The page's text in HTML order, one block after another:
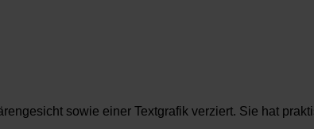
sowie einer Textgrafik verziert. Sie hat